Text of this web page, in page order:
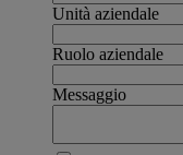
Unità aziendale
Ruolo aziendale
Messaggio